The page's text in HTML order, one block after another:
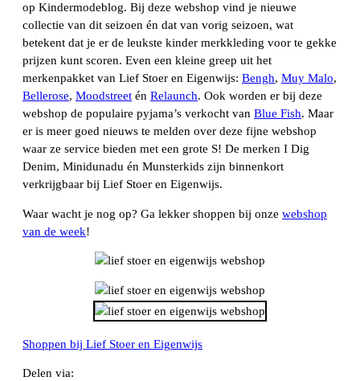
op Kindermodeblog. Bij deze webshop vind je nieuwe
collectie van dit seizoen én dat van vorig seizoen, wat
betekent dat je er de leukste kinder merkkleding voor te gekke
prijzen kunt scoren. Even een kleine greep uit het
merkenpakket van Lief Stoer en Eigenwijs: Bengh, Muy Malo,
Bellerose, Moodstreet én Relaunch. Ook worden er bij deze
webshop de populaire pyjama’s verkocht van Blue Fish. Maar
er is meer goed nieuws te melden over deze fijne webshop
waar ze service bieden met een grote S! De merken I Dig
Denim, Minidunadu én Munsterkids zijn binnenkort
verkrijgbaar bij Lief Stoer en Eigenwijs.
Waar wacht je nog op? Ga lekker shoppen bij onze webshop
van de week!
Shoppen bij Lief Stoer en Eigenwijs
Delen via: